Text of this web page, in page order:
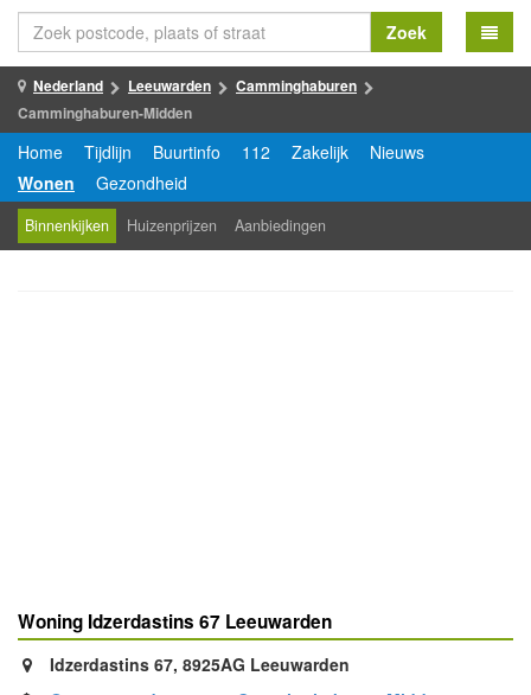
Zoek
Nederland Leeuwarden
Camminghaburen
Camminghaburen-Midden
Home Tijdlijn Buurtinfo 112 Zakelijk
Nieuws
Wonen
Gezondheid
Binnenkijken Huizenprijzen Aanbiedingen
Woning Idzerdastins 67 Leeuwarden
Idzerdastins 67, 8925AG Leeuwarden